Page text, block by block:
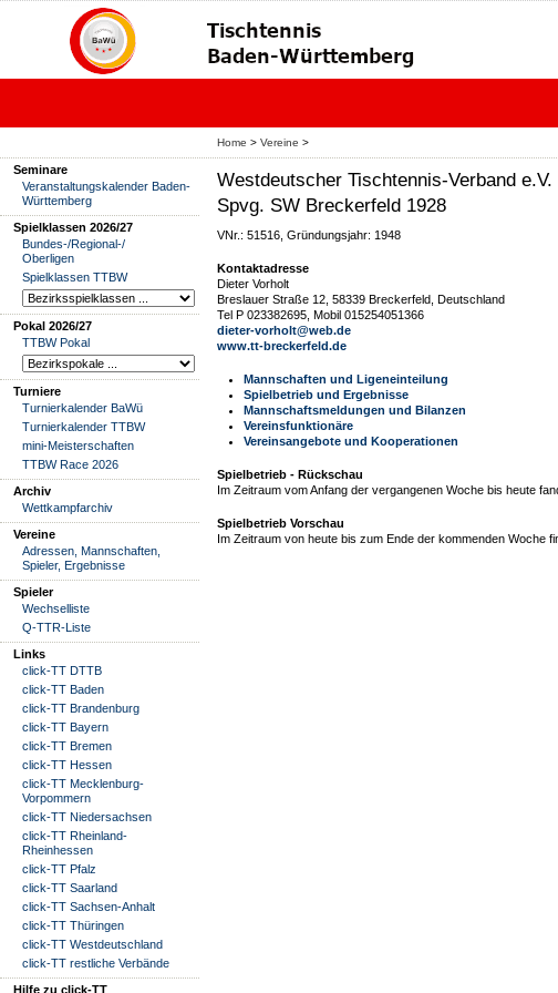
Home > Vereine >
Seminare
Veranstaltungskalender Baden-
Württemberg
Spielklassen 2026/27
Bundes-/Regional-/
Oberligen
Spielklassen TTBW
Pokal 2026/27
TTBW Pokal
Turniere
Turnierkalender BaWü
Turnierkalender TTBW
mini-Meisterschaften
TTBW Race 2026
Archiv
Wettkampfarchiv
Vereine
Adressen, Mannschaften,
Spieler, Ergebnisse
Spieler
Wechselliste
Q-TTR-Liste
Links
click-TT DTTB
click-TT Baden
click-TT Brandenburg
click-TT Bayern
click-TT Bremen
click-TT Hessen
click-TT Mecklenburg-
Vorpommern
click-TT Niedersachsen
click-TT Rheinland-
Rheinhessen
click-TT Pfalz
click-TT Saarland
click-TT Sachsen-Anhalt
click-TT Thüringen
click-TT Westdeutschland
click-TT restliche Verbände
Hilfe zu click-TT
Westdeutscher Tischtennis-Verband e.V.
Spvg. SW Breckerfeld 1928
VNr.: 51516, Gründungsjahr: 1948
Kontaktadresse
Dieter Vorholt
Breslauer Straße 12, 58339 Breckerfeld, Deutschland
Tel P 023382695, Mobil 015254051366
dieter-vorholt@web.de
www.tt-breckerfeld.de
Mannschaften und Ligeneinteilung
Spielbetrieb und Ergebnisse
Mannschaftsmeldungen und Bilanzen
Vereinsfunktionäre
Vereinsangebote und Kooperationen
Spielbetrieb - Rückschau
Im Zeitraum vom Anfang der vergangenen Woche bis heute
Spielbetrieb Vorschau
Im Zeitraum von heute bis zum Ende der kommenden Woche